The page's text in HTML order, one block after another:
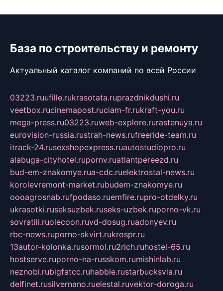
База по строительству и ремонту
Актуальный каталог компаний по всей России
03223.ruufille.rukrasotata.ruprazdnikdushi.ru
veetbox.rucinemapost.ruciam-fr.rukraft-you.ru
mega-press.ru03223.ruweb-explore.rurastenuya.ru
eurovision-russia.rustrah-news.rufreeride-team.ru
itrack-24.rusexshopexpress.ruautostudiopro.ru
alabuga-cityhotel.rupornv.ruatlantpereezd.ru
bud-em-znakomye.rua-cdc.ruelektrostal-news.ru
korolevremont-market.rubudem-znakomye.ru
oooagrosnab.rufpodaso.ruemfire.rupro-otdelky.ru
ukrasotki.ruseksuzbek.ruseks-uzbek.ruporno-vk.ru
sovratili.ruolecoon.ruvd-dosug.ruadonyev.ru
rbc-news.ruporno-skvirt.rukrospr.ru
13autor-kolonka.rusormol.ru2rich.ruhostel-65.ru
hostserve.ruporno-na-russkom.rumishinlab.ru
neznobi.rubigfatcc.ruhabble.rustarbucksvia.ru
delfinet.rusilvernano.ruelestal.ruvektor-doroga.ru